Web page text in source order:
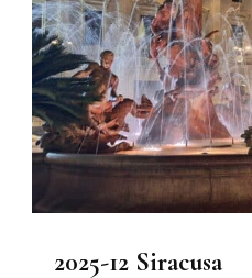
2025-12 Siracusa